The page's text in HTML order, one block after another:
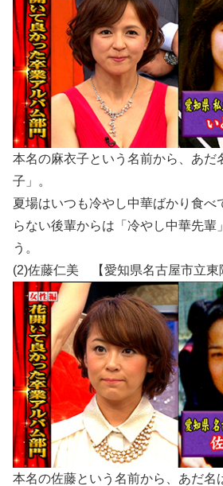
本名の麻衣子という名前から、あだ
子」。
夏場はいつも冷やし中華ばかり食べ
らない後輩からは「冷やし中華先輩
う。
(2)佐藤仁美 【愛知県名古屋市立東
本名の佐藤という名前から、あだ名